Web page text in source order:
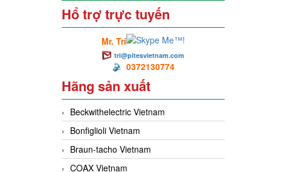
Hổ trợ trực tuyến
Mr. Trí
tri@pitesvietnam.com
0372130774
Hãng sản xuất
Beckwithelectric Vietnam
Bonfiglioli Vietnam
Braun-tacho Vietnam
COAX Vietnam